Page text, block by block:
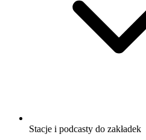
Stacje i podcasty do zakładek